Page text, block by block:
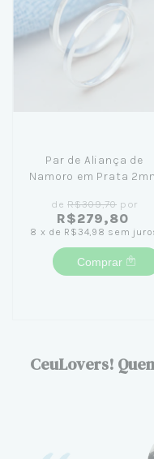
Par de Aliança de
Namoro em Prata
deR$309,70 por
R$279,80
8 x de R$34,98 sem
Comprar
CeuLovers!